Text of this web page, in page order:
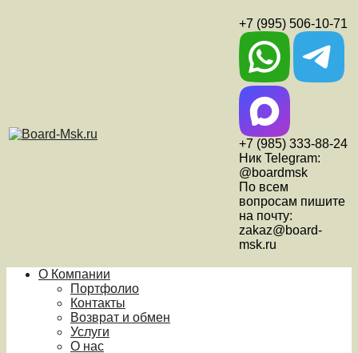
+7 (995) 506-10-71
+7 (985) 333-88-24
Ник Telegram:
@boardmsk
По всем
вопросам пишите
на почту:
zakaz@board-
msk.ru
О Компании
Портфолио
Контакты
Возврат и обмен
Услуги
О нас